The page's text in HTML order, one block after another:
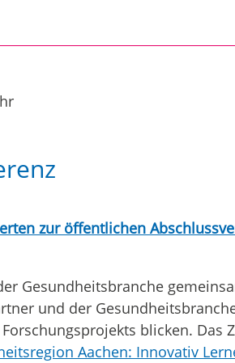
zur öffentlichen
Gesundheitsbranche
und der
blicken. Das
Aachen: Innovativ